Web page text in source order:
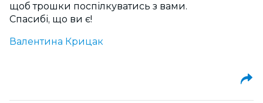
щоб трошки поспілкуватись з вами.
Спасибі, що ви є!
Валентина Крицак